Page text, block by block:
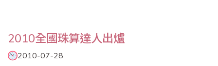
2010全國珠算達人出爐
2010-07-28